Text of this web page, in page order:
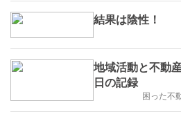
結果は陰性！
地域活動と不動
日の記録
困った不